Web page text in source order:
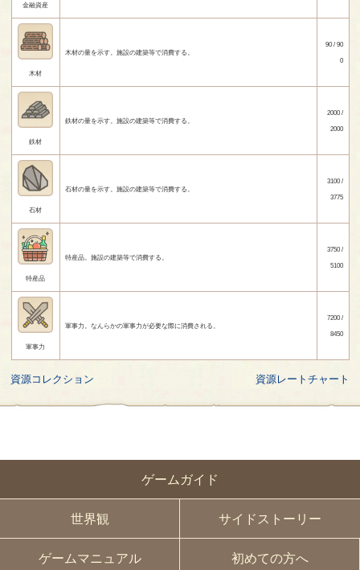
ゲームガイド
世界観 サイドストーリー
ゲームマニュアル 初めての方へ
金融資産
木材
木材の量を示す。施設の建築等で消費する。
90 / 90
0
鉄材
鉄材の量を示す。施設の建築等で消費する。
2000 /
2000
石材
石材の量を示す。施設の建築等で消費する。
3100 /
3775
特産品
特産品。施設の建築等で消費する。
3750 /
5100
軍事力
軍事力。なんらかの軍事力が必要な際に消費される。
7200 /
8450
資源コレクション 資源レートチャート